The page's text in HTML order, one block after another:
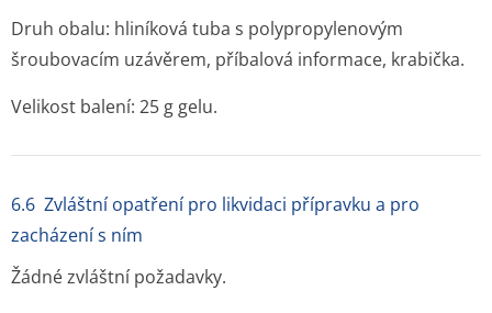
Druh obalu: hliníková tuba s polypropylenovým
šroubovacím uzávěrem, příbalová informace, krabička.
Velikost balení: 25 g gelu.
6.6 Zvláštní opatření pro likvidaci přípravku a pro
zacházení s ním
Žádné zvláštní požadavky.